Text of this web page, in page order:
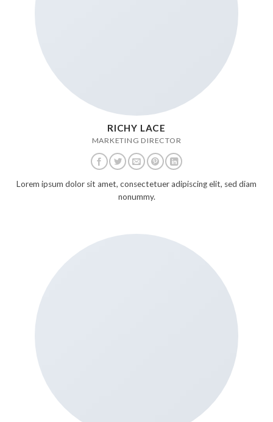
RICHY LACE
MARKETING DIRECTOR
Lorem ipsum dolor sit amet, consectetuer adipiscing elit, sed diam
nonummy.